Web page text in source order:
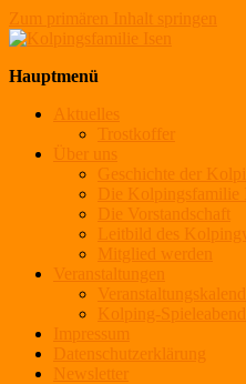
Zum primären Inhalt springen
Hauptmenü
Aktuelles
Trostkoffer
Über uns
Geschichte der
Die Kolpingsfamilie
Die Vorstandschaft
Leitbild des
Mitglied werden
Veranstaltungen
Kolping-Spieleabend
Impressum
Datenschutzerklärung
Newsletter